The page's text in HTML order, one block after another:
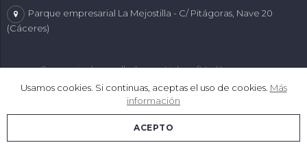
Usamos cookies. Si continuas, aceptas el uso de cookies. Más
información
ACEPTO
Parque empresarial La Mejostilla - C/ Pitágoras, Nave 20
(Cáceres)
Comercio desarrollado conLinkasoft LeKommerce